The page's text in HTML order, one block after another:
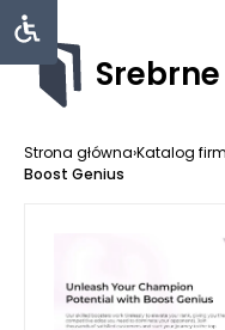
Strona główna›Katalog firm
Boost Genius